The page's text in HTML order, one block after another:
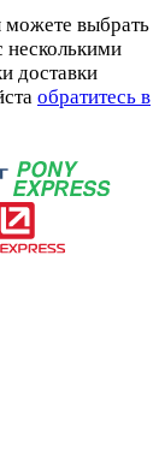
выбрать
несколькими
доставки
обратитесь в